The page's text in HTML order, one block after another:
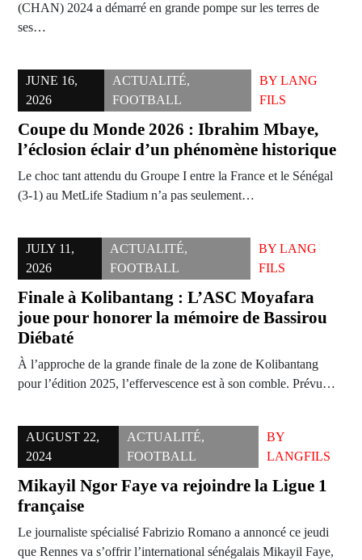
(CHAN) 2024 a démarré en grande pompe sur les terres de
ses…
JUNE 16,
2026
ACTUALITÉ,
FOOTBALL
BYLANG
FILS
Coupe du Monde 2026 : Ibrahim Mbaye,
l’éclosion éclair d’un phénomène historique
Le choc tant attendu du Groupe I entre la France et le Sénégal
(3-1) au MetLife Stadium n’a pas seulement…
JULY 11,
2026
ACTUALITÉ,
FOOTBALL
BYLANG
FILS
Finale à Kolibantang : L’ASC Moyafara
joue pour honorer la mémoire de Bassirou
Diébaté
À l’approche de la grande finale de la zone de Kolibantang
pour l’édition 2025, l’effervescence est à son comble. Prévu…
AUGUST 22,
2024
ACTUALITÉ,
FOOTBALL
BY
LANGFILS
Mikayil Ngor Faye va rejoindre la Ligue 1
française
Le journaliste spécialisé Fabrizio Romano a annoncé ce jeudi
que Rennes va s’offrir l’international sénégalais Mikayil Faye,